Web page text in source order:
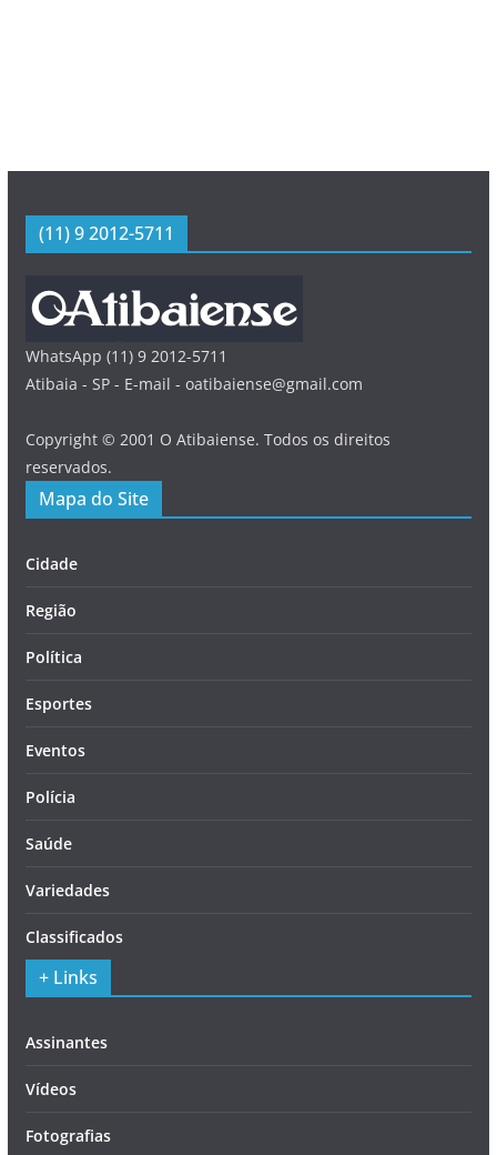
(11) 9 2012-5711
WhatsApp (11) 9 2012-5711
Atibaia - SP - E-mail - oatibaiense@gmail.com
Copyright © 2001 O Atibaiense. Todos os direitos
reservados.
Mapa do Site
Cidade
Região
Política
Esportes
Eventos
Polícia
Saúde
Variedades
Classificados
+ Links
Assinantes
Vídeos
Fotografias